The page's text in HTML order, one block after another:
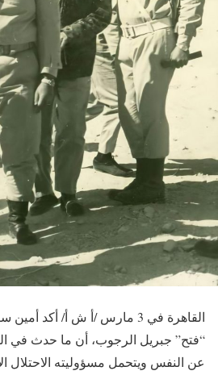
القاهرة في 3 مارس /أ ش أ/ أكد
“فتح” جبريل الرجوب، أن ما حدث في
عن النفس ويتحمل مسؤوليته الاحتلال